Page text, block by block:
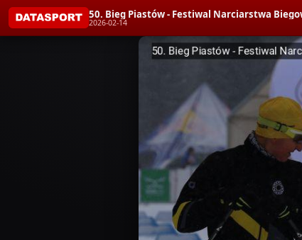
50. Bieg Piastów - Festiwal Narciarstwa
2026-02-14